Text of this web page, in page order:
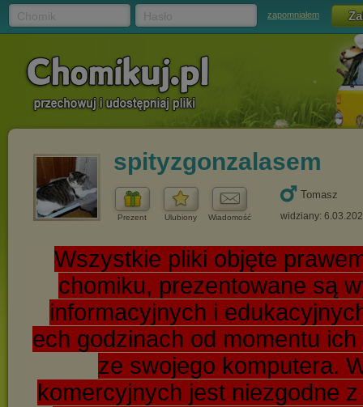
zapomniałem
spityzgonzalasem
Prezent Ulubiony Wiadomość
Tomasz
widziany: